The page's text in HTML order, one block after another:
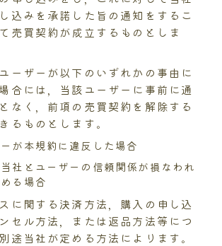
込みを承諾した旨の通知をするこ
売買契約が成立するものとしま
ーザーが以下のいずれかの事由に
合には，当該ユーザーに事前に通
なく，前項の売買契約を解除する
るものとします。
が本規約に違反した場合
社とユーザーの信頼関係が損なわれ
る場合
に関する決済方法，購入の申し込
セル方法，または返品方法等につ
途当社が定める方法によります。